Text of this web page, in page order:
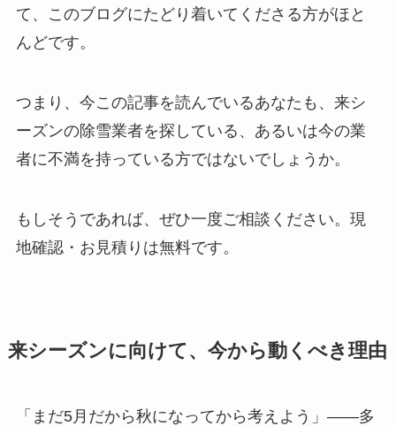
て、このブログにたどり着いてくださる方がほと
んどです。
つまり、今この記事を読んでいるあなたも、来シ
ーズンの除雪業者を探している、あるいは今の業
者に不満を持っている方ではないでしょうか。
もしそうであれば、ぜひ一度ご相談ください。現
地確認・お見積りは無料です。
来シーズンに向けて、今から動くべき理由
「まだ5月だから秋になってから考えよう」——多